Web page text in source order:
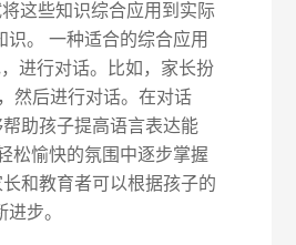
这些知识综合应用到实际
。 一种适合的综合应用
进行对话。比如，家长扮
然后进行对话。在对话
助孩子提高语言表达能
松愉快的氛围中逐步掌握
和教育者可以根据孩子的
步。